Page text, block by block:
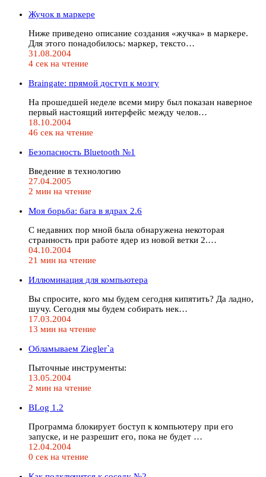
Жучок в маркере
Ниже приведено описание создания «жучка» в маркере.
Для этого понадобилось: маркер, тексто…
31.08.2004
4 сек на чтение
Braingate: прямой доступ к мозгу
На прошедшей неделе всеми миру был показан наверное
первый настоящий интерфейс между челов…
18.10.2004
46 сек на чтение
Безопасность Bluetooth №1
Введение в технологию
27.04.2005
2 мин на чтение
Моя борьба: бага в ядрах 2.6
С недавних пор мной была обнаружена некоторая
странность при работе ядер из новой ветки 2.…
04.10.2004
21 мин на чтение
Иллюминация для компьютера
Вы спросите, кого мы будем сегодня кипятить? Да ладно,
шучу. Сегодня мы будем собирать нек…
17.03.2004
13 мин на чтение
Обламываем Ziegler`а
Пыточные инструменты:
13.05.2004
2 мин на чтение
BLog 1.2
Программа блокирует боступ к компьютеру при его
запуске, и не разрешит его, пока не будет …
12.04.2004
0 сек на чтение